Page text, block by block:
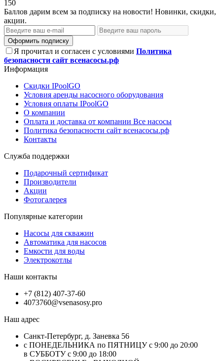
150
Баллов дарим всем за подписку на новости! Новинки, скидки,
акции.
Оформить подписку
Я прочитал и согласен с условиями Политика
безопасности сайт всенасосы.рф
Информация
Скидки IPoolGO
Условия аренды насосного оборудования
Условия оплаты IPoolGO
О компании
Оплата и доставка от компании Все насосы
Политика безопасности сайт всенасосы.рф
Контакты
Служба поддержки
Подарочный сертификат
Производители
Акции
Фотогалерея
Популярные категории
Насосы для скважин
Автоматика для насосов
Емкости для воды
Электрокотлы
Наши контакты
+7 (812) 407-37-60
4073760@vsenasosy.pro
Наш адрес
Санкт-Петербург, д. Заневка 56
с ПОНЕДЕЛЬНИКА по ПЯТНИЦУ с 9:00 до 20:00
в СУББОТУ с 9:00 до 18:00